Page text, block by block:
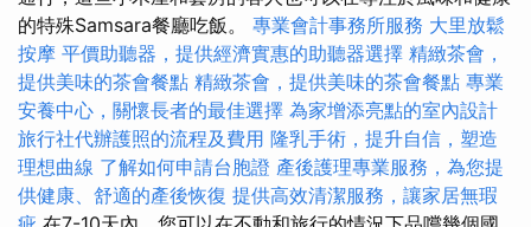
的特殊Samsara餐廳吃飯。 專業會計事務所服務 大里放鬆
按摩 平價助聽器，提供經濟實惠的助聽器選擇 精緻茶會，
提供美味的茶會餐點 精緻茶會，提供美味的茶會餐點 專業
安養中心，關懷長者的最佳選擇 為家增添亮點的室內設計
旅行社代辦護照的流程及費用 隆乳手術，提升自信，塑造
理想曲線 了解如何申請台胞證 產後護理專業服務，為您提
供健康、舒適的產後恢復 提供高效清潔服務，讓家居無瑕